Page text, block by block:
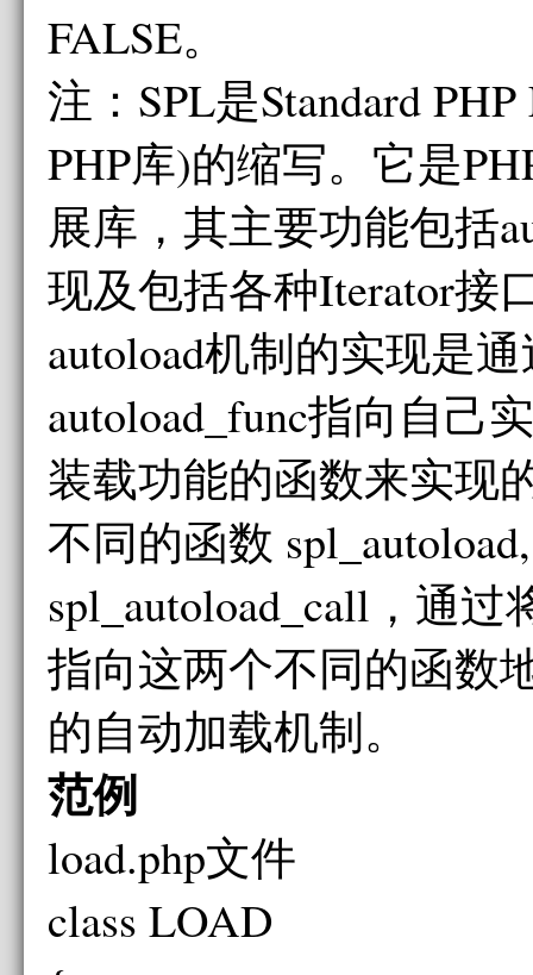
FALSE。
注：SPL是Standard
PHP库)的缩写。它是
展库，其主要功能包括
现及包括各种Iterator接
autoload机制的实现是
autoload_func指向自己
装载功能的函数来实现
不同的函数 spl_autoload,
spl_autoload_call，通过
指向这两个不同的函数
的自动加载机制。
范例
load.php文件
class LOAD